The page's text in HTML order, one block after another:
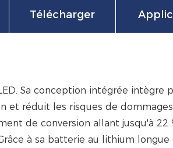
Télécharger
Sa conception intégrée intègre
et réduit les risques de
de conversion allant jusqu'à
à sa batterie au lithium